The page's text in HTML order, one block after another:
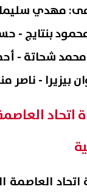
مهدي
بنتايج -
شحاتة -
بيزيرا - ناصر
اتحاد
اتحاد